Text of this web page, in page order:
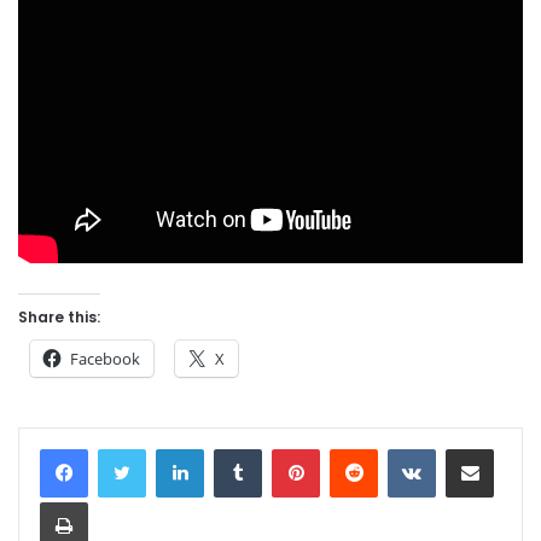
Share this:
Facebook X
LinkedInTumblr PinterestReddit VKontakteShare via Email
Print